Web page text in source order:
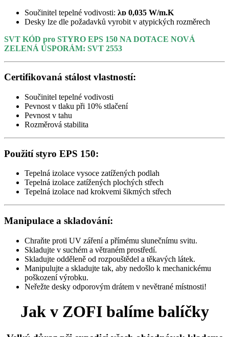
Součinitel tepelné vodivosti: λᴅ 0,035 W/m.K
Desky lze dle požadavků vyrobit v atypických rozměrech
SVT KÓD pro STYRO EPS 150 NA DOTACE NOVÁ
ZELENÁ ÚSPORÁM: SVT 2553
Certifikovaná stálost vlastností:
Součinitel tepelné vodivosti
Pevnost v tlaku při 10% stlačení
Pevnost v tahu
Rozměrová stabilita
Použití styro EPS 150:
Tepelná izolace vysoce zatížených podlah
Tepelná izolace zatížených plochých střech
Tepelná izolace nad krokvemi šikmých střech
Manipulace a skladování:
Chraňte proti UV záření a přímému slunečnímu svitu.
Skladujte v suchém a větraném prostředí.
Skladujte odděleně od rozpouštědel a těkavých látek.
Manipulujte a skladujte tak, aby nedošlo k mechanickému
poškození výrobku.
Neřežte desky odporovým drátem v nevětrané místnosti!
Jak v ZOFI balíme balíčky